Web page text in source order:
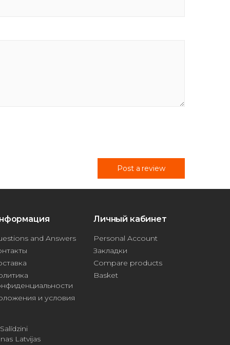
Post a review
and Answers
и условия
Личный кабинет
Personal Account
Закладки
Compare products
Basket